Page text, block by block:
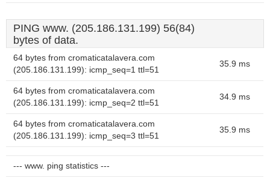
PING www. (205.186.131.199) 56(84)
bytes of data.
64 bytes from cromaticatalavera.com
(205.186.131.199): icmp_seq=1 ttl=51
35.9 ms
64 bytes from cromaticatalavera.com
(205.186.131.199): icmp_seq=2 ttl=51
34.9 ms
64 bytes from cromaticatalavera.com
(205.186.131.199): icmp_seq=3 ttl=51
35.9 ms
--- www. ping statistics ---